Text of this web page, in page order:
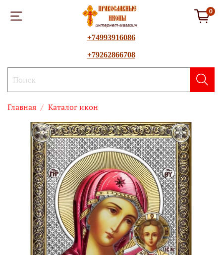
0
+74993916086
+79262866708
Главная Каталог икон